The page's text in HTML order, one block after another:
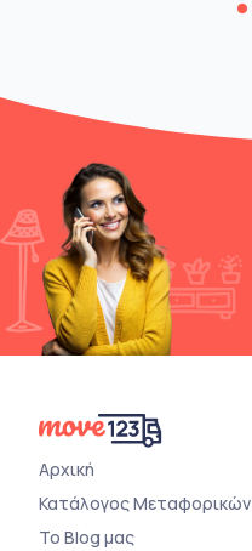
Αρχική
Κατάλογος Μεταφορικών
Το Blog μας